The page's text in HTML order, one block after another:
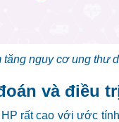
nguy cơ ung thư
và điều
rất cao với ước